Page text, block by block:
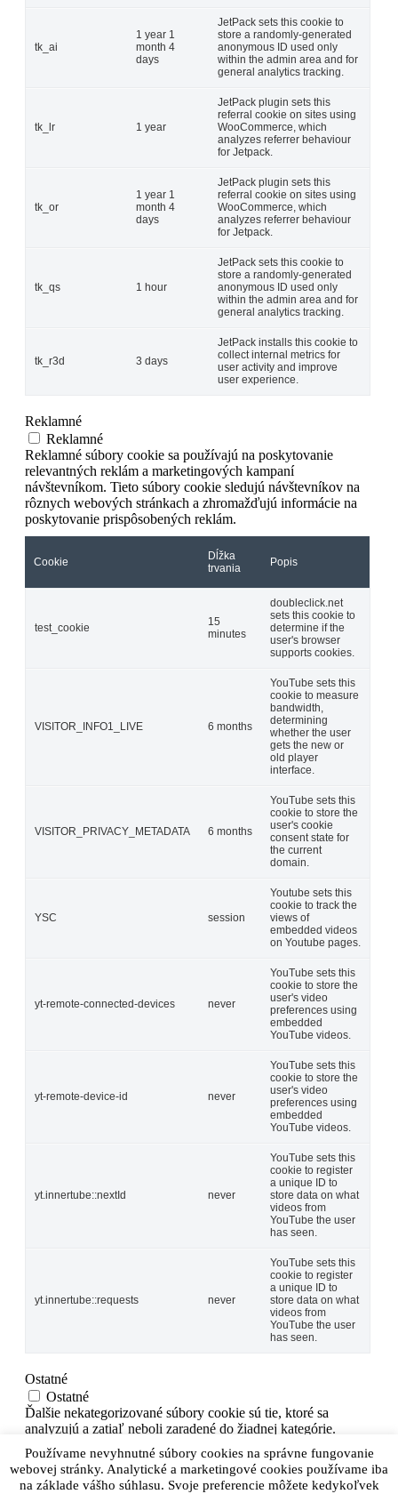
Používame nevyhnutné súbory cookies na správne fungovanie
webovej stránky. Analytické a marketingové cookies používame iba
na základe vášho súhlasu. Svoje preferencie môžete kedykoľvek
tk_ai
1 year 1
month 4
days
JetPack sets this cookie to
store a randomly-generated
anonymous ID used only
within the admin area and for
general analytics tracking.
tk_lr 1 year
JetPack plugin sets this
referral cookie on sites using
WooCommerce, which
analyzes referrer behaviour
for Jetpack.
tk_or
1 year 1
month 4
days
JetPack plugin sets this
referral cookie on sites using
WooCommerce, which
analyzes referrer behaviour
for Jetpack.
tk_qs 1 hour
JetPack sets this cookie to
store a randomly-generated
anonymous ID used only
within the admin area and for
general analytics tracking.
tk_r3d 3 days
JetPack installs this cookie to
collect internal metrics for
user activity and improve
user experience.
Reklamné
Reklamné
Reklamné súbory cookie sa používajú na poskytovanie
relevantných reklám a marketingových kampaní
návštevníkom. Tieto súbory cookie sledujú návštevníkov na
rôznych webových stránkach a zhromažďujú informácie na
poskytovanie prispôsobených reklám.
Cookie
Dĺžka
trvania
Popis
test_cookie
15
minutes
doubleclick.net
sets this cookie to
determine if the
user's browser
supports cookies.
VISITOR_INFO1_LIVE 6 months
YouTube sets this
cookie to measure
bandwidth,
determining
whether the user
gets the new or
old player
interface.
VISITOR_PRIVACY_METADATA 6 months
YouTube sets this
cookie to store the
user's cookie
consent state for
the current
domain.
YSC session
Youtube sets this
cookie to track the
views of
embedded videos
on Youtube pages.
yt-remote-connected-devices never
YouTube sets this
cookie to store the
user's video
preferences using
embedded
YouTube videos.
yt-remote-device-id never
YouTube sets this
cookie to store the
user's video
preferences using
embedded
YouTube videos.
yt.innertube::nextId never
YouTube sets this
cookie to register
a unique ID to
store data on what
videos from
YouTube the user
has seen.
yt.innertube::requests never
YouTube sets this
cookie to register
a unique ID to
store data on what
videos from
YouTube the user
has seen.
Ostatné
Ostatné
Ďalšie nekategorizované súbory cookie sú tie, ktoré sa
analyzujú a zatiaľ neboli zaradené do žiadnej kategórie.
ULOŽIŤ A PRIJAŤ
Powered by